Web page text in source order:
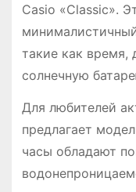
Casio «Classic».
такие как время,
солнечную
Для любителей
предлагает
часы обладают